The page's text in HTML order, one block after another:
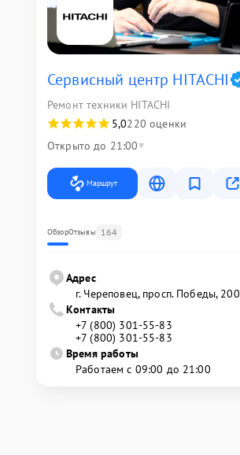
Сервисный центр HITACHI
Ремонт техники HITACHI
5,0220 оценки
Открыто до 21:00
Маршрут
ОбзорОтзывы 164
Адрес
г. Череповец, просп. Победы, 200
Контакты
+7 (800) 301-55-83
+7 (800) 301-55-83
Время работы
Работаем с 09:00 до 21:00